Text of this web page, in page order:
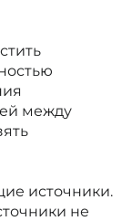
между
источники.
не